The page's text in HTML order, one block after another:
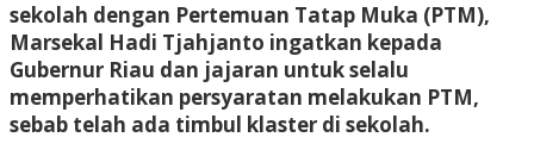
sekolah dengan Pertemuan Tatap Muka (PTM),
Marsekal Hadi Tjahjanto ingatkan kepada
Gubernur Riau dan jajaran untuk selalu
memperhatikan persyaratan melakukan PTM,
sebab telah ada timbul klaster di sekolah.